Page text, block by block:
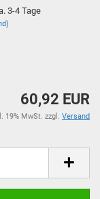
3-4 Tage
60,92 EUR
19% MwSt. zzgl. Versand